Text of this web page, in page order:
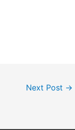
Next Post →